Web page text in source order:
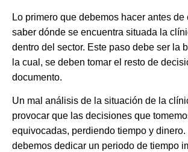
Lo primero que debemos hacer antes de
saber dónde se encuentra situada la
dentro del sector. Este paso debe ser la
la cual, se deben tomar el resto de
documento.
Un mal análisis de la situación de la
provocar que las decisiones que
equivocadas, perdiendo tiempo y dinero.
debemos dedicar un periodo de tiempo